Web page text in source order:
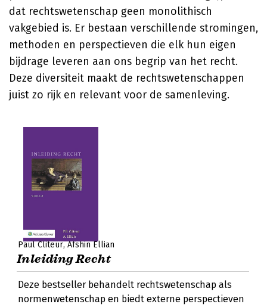
dat rechtswetenschap geen monolithisch
vakgebied is. Er bestaan verschillende stromingen,
methoden en perspectieven die elk hun eigen
bijdrage leveren aan ons begrip van het recht.
Deze diversiteit maakt de rechtswetenschappen
juist zo rijk en relevant voor de samenleving.
Paul Cliteur Afshin Ellian
Inleiding Recht
Deze bestseller behandelt rechtswetenschap als
normenwetenschap en biedt externe perspectieven